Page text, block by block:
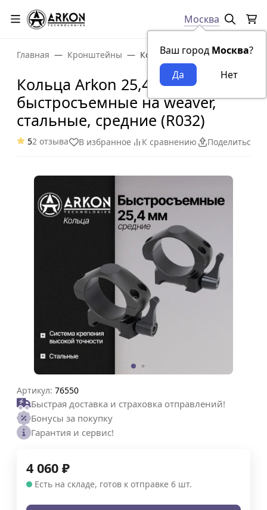
Москва
Ваш город Москва?
Главная Кронштейны Кольца Arkon 25,4 мм
Кольца Arkon 25,4 мм
быстросъемные на weaver,
стальные, средние (R032)
52 отзыва В избранное К сравнению Поделиться
Артикул: 76550
Быстрая доставка и страховка отправлений!
Бонусы за покупку
Гарантия и сервис!
4 060 ₽
Есть на складе, готов к отправке 6 шт.